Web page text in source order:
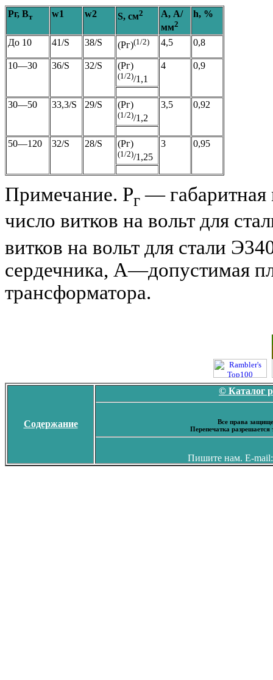
Pг, Вт w1 w2 S, см2
А, А/
мм2
h, %
До 10 41/S 38/S (Pг)(1/2) 4,5 0,8
10—30 36/S 32/S (Pг)
(1/2)/1,1
4 0,9
30—50 33,3/S 29/S (Pг)
(1/2)/1,2
3,5 0,92
50—120 32/S 28/S (Pг)
(1/2)/1,25
3 0,95
Примечание. Рг — габаритная
число витков на вольт для
витков на вольт для стали
сердечника, A—допустимая
трансформатора.
Содержание
© Каталог
Все права
Перепечатка
Пишите нам. E-